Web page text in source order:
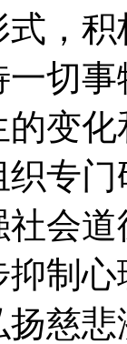
，
切
变
专
会
制
悲